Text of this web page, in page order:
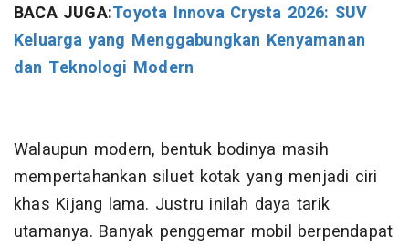
BACA JUGA:Toyota Innova Crysta 2026: SUV
Keluarga yang Menggabungkan Kenyamanan
dan Teknologi Modern
Walaupun modern, bentuk bodinya masih
mempertahankan siluet kotak yang menjadi ciri
khas Kijang lama. Justru inilah daya tarik
utamanya. Banyak penggemar mobil berpendapat